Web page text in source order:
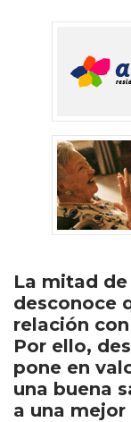
La mitad
desconoce
relación
Por ello,
pone en
una buena
a una